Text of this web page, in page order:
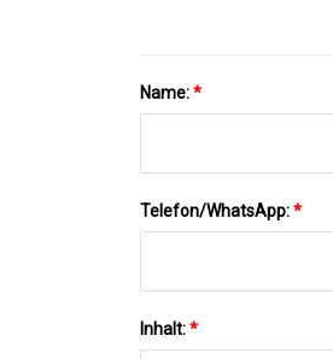
Name:*
Telefon/WhatsApp:*
Inhalt:*